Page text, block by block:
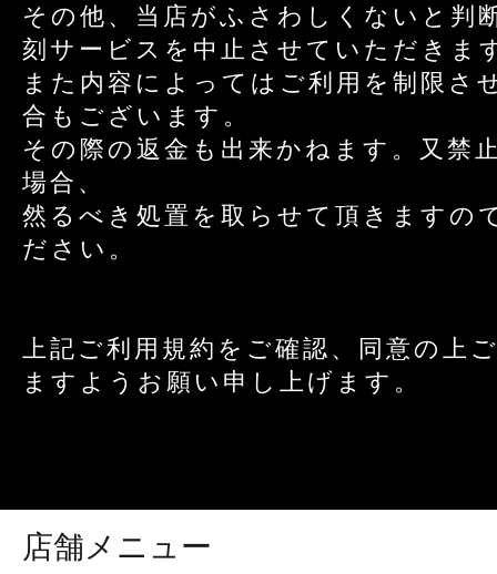
その他、当店がふさわしくないと判
刻サービスを中止させていただきま
また内容によってはご利用を制限さ
合もございます。
その際の返金も出来かねます。又禁
場合、
然るべき処置を取らせて頂きますの
ださい。
上記ご利用規約をご確認、同意の上
ますようお願い申し上げます。
店舗メニュー